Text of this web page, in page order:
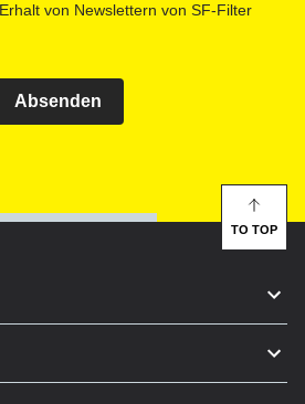
von Newslettern von SF-Filter
Absenden
TO TOP